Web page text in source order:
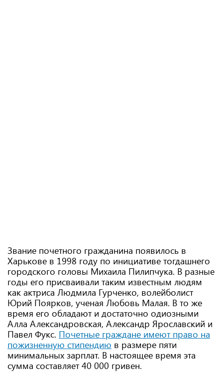
Звание почетного гражданина появилось в
Харькове в 1998 году по инициативе тогдашнего
городского головы Михаила Пилипчука. В разные
годы его присваивали таким известным людям
как актриса Людмила Гурченко, волейболист
Юрий Поярков, ученая Любовь Малая. В то же
время его обладают и достаточно одиозными
Алла Александровская, Александр Ярославский и
Павел Фукс. Почетные граждане имеют право на
пожизненную стипендию в размере пяти
минимальных зарплат. В настоящее время эта
сумма составляет 40 000 гривен.